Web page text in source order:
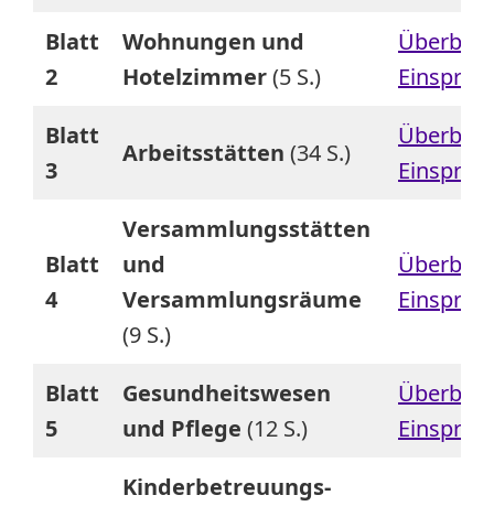
Blatt
2
Wohnungen und
Hotelzimmer(5 S.)
Blatt
3
Arbeitsstätten (34 S.)
Blatt
4
Versammlungsstätten
und
Versammlungsräume
(9 S.)
Blatt
5
Gesundheitswesen
und Pflege (12 S.)
Kinderbetreuungs-